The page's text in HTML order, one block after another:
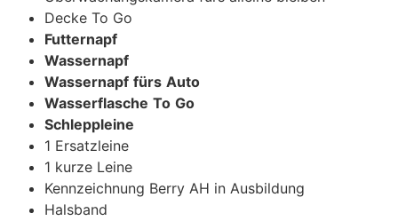
Decke To Go
Futternapf
Wassernapf
Wassernapf fürs Auto
Wasserflasche To Go
Schleppleine
1 Ersatzleine
1 kurze Leine
Kennzeichnung Berry AH in Ausbildung
Halsband